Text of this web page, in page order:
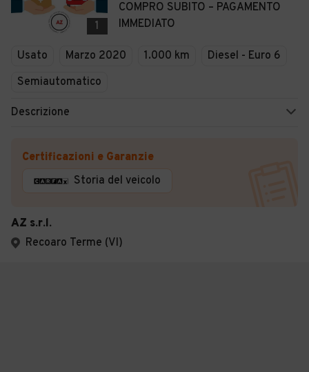
1
COMPRO SUBITO – PAGAMENTO
IMMEDIATO
Usato Marzo 2020 1.000 km
Diesel - Euro 6
Semiautomatico
Descrizione
Certificazioni e Garanzie
Storia del veicolo
AZ s.r.l.
Recoaro Terme (VI)